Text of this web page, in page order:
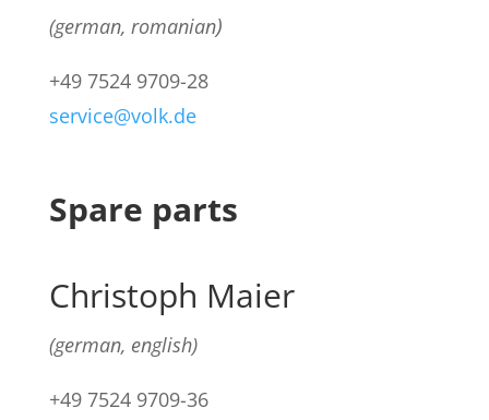
(german, romanian)
+49 7524 9709-28
service@volk.de
Spare parts
Christoph Maier
(german, english)
+49 7524 9709-36